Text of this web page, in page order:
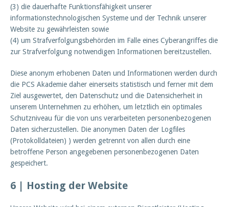
(3) die dauerhafte Funktionsfähigkeit unserer
informationstechnologischen Systeme und der Technik unserer
Website zu gewährleisten sowie
(4) um Strafverfolgungsbehörden im Falle eines Cyberangriffes die
zur Strafverfolgung notwendigen Informationen bereitzustellen.
Diese anonym erhobenen Daten und Informationen werden durch
die PCS Akademie daher einerseits statistisch und ferner mit dem
Ziel ausgewertet, den Datenschutz und die Datensicherheit in
unserem Unternehmen zu erhöhen, um letztlich ein optimales
Schutzniveau für die von uns verarbeiteten personenbezogenen
Daten sicherzustellen. Die anonymen Daten der Logfiles
(Protokolldateien) ) werden getrennt von allen durch eine
betroffene Person angegebenen personenbezogenen Daten
gespeichert.
6 | Hosting der Website